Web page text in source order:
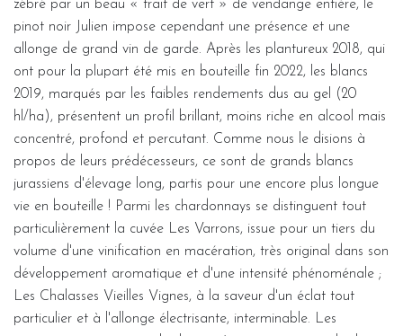
zébré par un beau « trait de vert » de vendange entière, le
pinot noir Julien impose cependant une présence et une
allonge de grand vin de garde. Après les plantureux 2018, qui
ont pour la plupart été mis en bouteille fin 2022, les blancs
2019, marqués par les faibles rendements dus au gel (20
hl/ha), présentent un profil brillant, moins riche en alcool mais
concentré, profond et percutant. Comme nous le disions à
propos de leurs prédécesseurs, ce sont de grands blancs
jurassiens d'élevage long, partis pour une encore plus longue
vie en bouteille ! Parmi les chardonnays se distinguent tout
particulièrement la cuvée Les Varrons, issue pour un tiers du
volume d'une vinification en macération, très original dans son
développement aromatique et d'une intensité phénoménale ;
Les Chalasses Vieilles Vignes, à la saveur d'un éclat tout
particulier et à l'allonge électrisante, interminable. Les